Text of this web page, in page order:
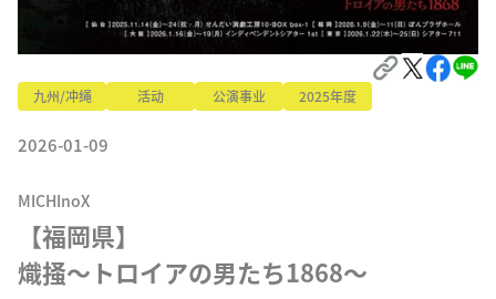
九州/冲绳 活动 公演事业 2025年度
2026-01-09
MICHInoX
【福岡県】
熾掻〜トロイアの男たち1868〜